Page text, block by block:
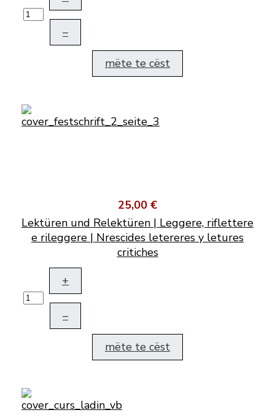
–
mëte te cëst
25,00 €
Lektüren und Relektüren | Leggere, riflettere
e rileggere | Nrescides letereres y letures
critiches
+
–
mëte te cëst